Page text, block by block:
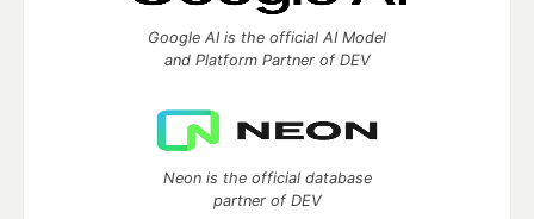
Google AI is the official AI Model
and Platform Partner of DEV
Neon is the official database
partner of DEV